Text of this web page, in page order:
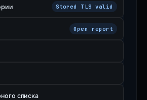
Stored TLS valid
Open report
списка